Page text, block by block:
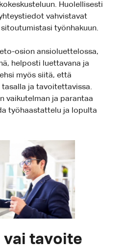
Huolellisesti
vahvistavat
työnhakuun.
osion ansioluettelossa,
helposti luettavana ja
myös siitä, että
ja tavoitettavissa.
vaikutelman ja parantaa
työhaastattelu ja lopulta
tavoite